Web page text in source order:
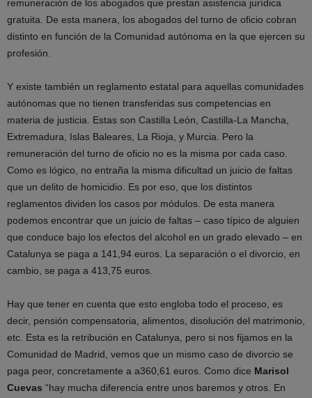
remuneración de los abogados que prestan asistencia jurídica
gratuita. De esta manera, los abogados del turno de oficio cobran
distinto en función de la Comunidad autónoma en la que ejercen su
profesión.
Y existe también un reglamento estatal para aquellas comunidades
autónomas que no tienen transferidas sus competencias en
materia de justicia. Estas son Castilla León, Castilla-La Mancha,
Extremadura, Islas Baleares, La Rioja, y Murcia. Pero la
remuneración del turno de oficio no es la misma por cada caso.
Como es lógico, no entraña la misma dificultad un juicio de faltas
que un delito de homicidio. Es por eso, que los distintos
reglamentos dividen los casos por módulos. De esta manera
podemos encontrar que un juicio de faltas – caso típico de alguien
que conduce bajo los efectos del alcohol en un grado elevado – en
Catalunya se paga a 141,94 euros. La separación o el divorcio, en
cambio, se paga a 413,75 euros.
Hay que tener en cuenta que esto engloba todo el proceso, es
decir, pensión compensatoria, alimentos, disolución del matrimonio,
etc. Esta es la retribución en Catalunya, pero si nos fijamos en la
Comunidad de Madrid, vemos que un mismo caso de divorcio se
paga peor, concretamente a a360,61 euros. Como dice Marisol
Cuevas “hay mucha diferencia entre unos baremos y otros. En